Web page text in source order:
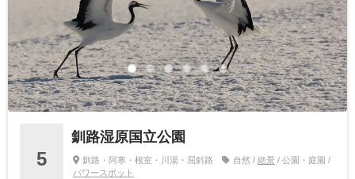
5
釧路湿原国立公園
釧路・阿寒・根室・川湯・屈斜路 自然 / 絶景/ 公園・庭園 /
パワースポット